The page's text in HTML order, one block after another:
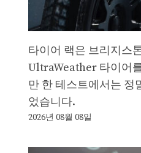
타이어 랙은 브리지스
UltraWeather 타이어
만 한 테스트에서는 정
었습니다.
2026년 08월 08일